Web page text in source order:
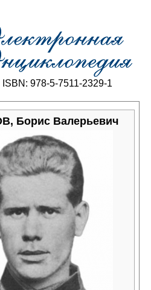
ISBN: 978-5-7511-2329-1
Борис Валерьевич